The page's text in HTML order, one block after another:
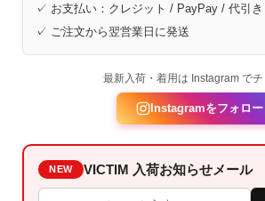
✓ お支払い：クレジット / PayPay / 代引
✓ ご注文から翌営業日に発送
最新入荷・着用は Instagram でチ
Instagramをフォロー
NEW VICTIM 入荷お知らせメール